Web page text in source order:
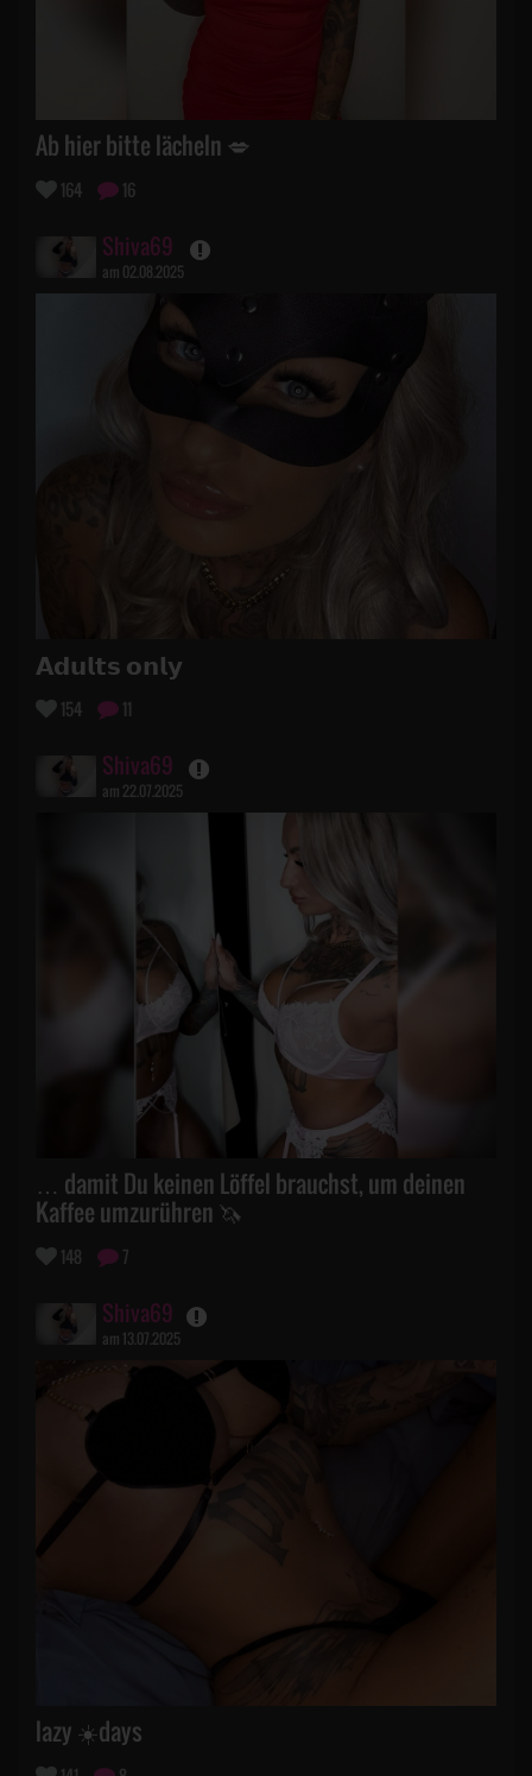
Ab hier bitte lächeln 💋
164 16
Shiva69
am 02.08.2025
𝗔𝗱𝘂𝗹𝘁𝘀 𝗼𝗻𝗹𝘆
154 11
Shiva69
am 22.07.2025
… damit Du keinen Löffel brauchst, um deinen
Kaffee umzurühren 🦄
148 7
Shiva69
am 13.07.2025
lazy ☀️days